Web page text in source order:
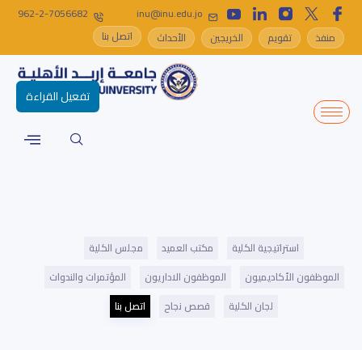
inu@inu.edu.jo
962-2-7056682
منفذ
تقويم الخريجين الأحداث اتصل بنا
استراتيجية الكلية مكتب العميد
مجلس الكلية
الموظفون الأكاديميون
الموظفون الاداريون
المؤتمرات والندوات
لجان الكلية
قصص نجاح اتصل بنا
تفعيل القراءة